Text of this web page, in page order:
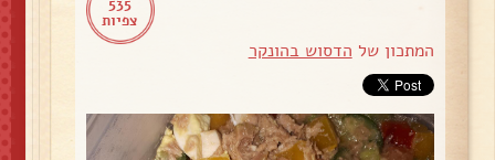
535
צפיות
המתכון של הדסוש בהונקר